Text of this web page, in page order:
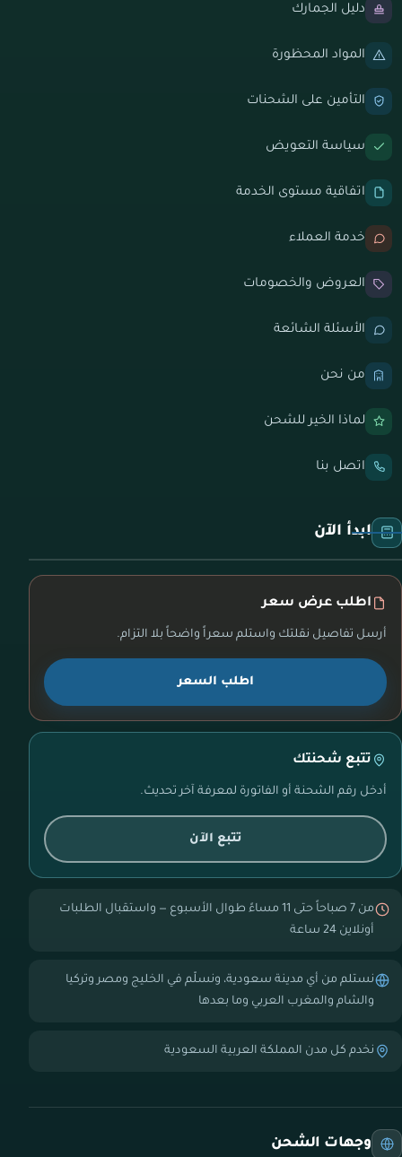
دليل الجمارك
المواد المحظورة
التأمين على الشحنات
سياسة التعويض
اتفاقية مستوى الخدمة
خدمة العملاء
العروض والخصومات
الأسئلة الشائعة
من نحن
لماذا الخير للشحن
اتصل بنا
ابدأ الآن
اطلب عرض سعر
أرسل تفاصيل نقلتك واستلم سعراً واضحاً بلا التزام.
اطلب السعر
تتبع شحنتك
أدخل رقم الشحنة أو الفاتورة لمعرفة آخر تحديث.
تتبع الآن
من 7 صباحاً حتى 11 مساءً طوال الأسبوع — واستقبال الطلبات
أونلاين 24 ساعة
نستلم من أي مدينة سعودية، ونسلّم في الخليج ومصر وتركيا
والشام والمغرب العربي وما بعدها
نخدم كل مدن المملكة العربية السعودية
وجهات الشحن